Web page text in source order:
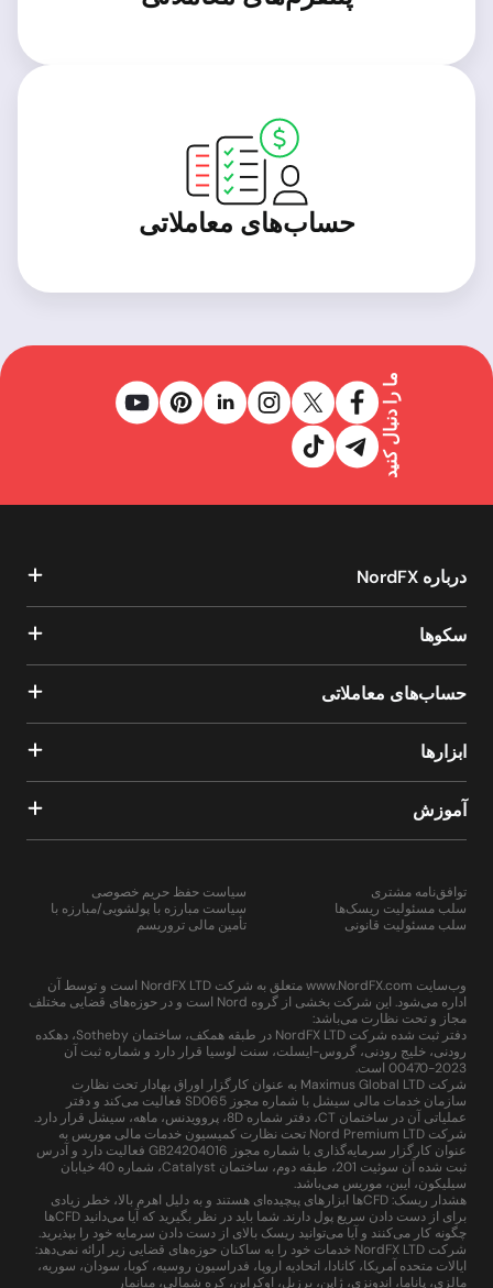
حساب‌های معاملاتی
ما را دنبال کنید
درباره NordFX
سکوها
حساب‌های معاملاتی
ابزارها
آموزش
توافق‌نامه مشتری
سلب مسئولیت ریسک‌ها
سلب مسئولیت قانونی
سیاست حفظ حریم خصوصی
سیاست مبارزه با پولشویی/مبارزه با
تأمین مالی تروریسم
وب‌سایت www.NordFX.com متعلق به شرکت NordFX LTD است و توسط آن
اداره می‌شود. این شرکت بخشی از گروه Nord است و در حوزه‌های قضایی مختلف
مجاز و تحت نظارت می‌باشد:
دفتر ثبت شده شرکت NordFX LTD در طبقه همکف، ساختمان Sotheby، دهکده
رودنی، خلیج رودنی، گروس-ایسلت، سنت لوسیا قرار دارد و شماره ثبت آن
2023-00470 است.
شرکت Maximus Global LTD به عنوان کارگزار اوراق بهادار تحت نظارت
سازمان خدمات مالی سیشل با شماره مجوز SD065 فعالیت می‌کند و دفتر
عملیاتی آن در ساختمان CT، دفتر شماره 8D، پروویدنس، ماهه، سیشل قرار دارد.
شرکت Nord Premium LTD تحت نظارت کمیسیون خدمات مالی موریس به
عنوان کارگزار سرمایه‌گذاری با شماره مجوز GB24204016 فعالیت دارد و آدرس
ثبت شده آن سوئیت 201، طبقه دوم، ساختمان Catalyst، شماره 40 خیابان
سیلیکون، ایبن، موریس می‌باشد.
هشدار ریسک: CFDها ابزارهای پیچیده‌ای هستند و به دلیل اهرم بالا، خطر زیادی
برای از دست دادن سریع پول دارند. شما باید در نظر بگیرید که آیا می‌دانید CFDها
چگونه کار می‌کنند و آیا می‌توانید ریسک بالای از دست دادن سرمایه خود را بپذیرید.
شرکت NordFX LTD خدمات خود را به ساکنان حوزه‌های قضایی زیر ارائه نمی‌دهد:
ایالات متحده آمریکا، کانادا، اتحادیه اروپا، فدراسیون روسیه، کوبا، سودان، سوریه،
مالزی، پاناما، اندونزی، ژاپن، برزیل، اوکراین، کره شمالی، میانمار